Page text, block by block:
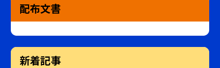
配布文書
新着記事